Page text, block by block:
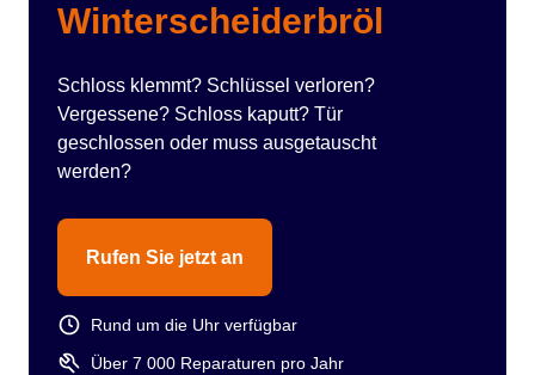
Winterscheiderbröl
Schloss klemmt? Schlüssel verloren?
Vergessene? Schloss kaputt? Tür
geschlossen oder muss ausgetauscht
werden?
Rufen Sie jetzt an
Rund um die Uhr verfügbar
Über 7 000 Reparaturen pro Jahr